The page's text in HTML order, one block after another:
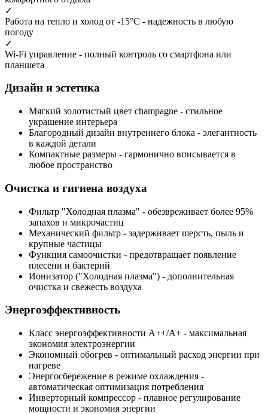
✓
Работа на тепло и холод от -15°С - надежность в любую
погоду
✓
Wi-Fi управление - полный контроль со смартфона или
планшета
Дизайн и эстетика
Мягкий золотистый цвет champagne - стильное
украшение интерьера
Благородный дизайн внутреннего блока - элегантность
в каждой детали
Компактные размеры - гармонично вписывается в
любое пространство
Очистка и гигиена воздуха
Фильтр "Холодная плазма" - обезвреживает более 95%
запахов и микрочастиц
Механический фильтр - задерживает шерсть, пыль и
крупные частицы
Функция самоочистки - предотвращает появление
плесени и бактерий
Ионизатор ("Холодная плазма") - дополнительная
очистка и свежесть воздуха
Энергоэффективность
Класс энергоэффективности А++/А+ - максимальная
экономия электроэнергии
Экономный обогрев - оптимальный расход энергии при
нагреве
Энергосбережение в режиме охлаждения -
автоматическая оптимизация потребления
Инверторный компрессор - плавное регулирование
мощности и экономия энергии